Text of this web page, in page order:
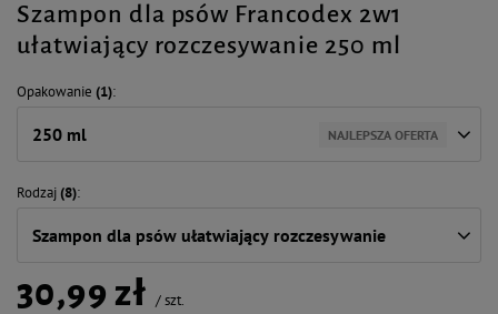
Szampon dla psów Francodex 2w1
ułatwiający rozczesywanie 250 ml
Opakowanie (1)
250 ml NAJLEPSZA OFERTA
Rodzaj(8)
Szampon dla psów ułatwiający rozczesywanie
30,99 zł /szt.